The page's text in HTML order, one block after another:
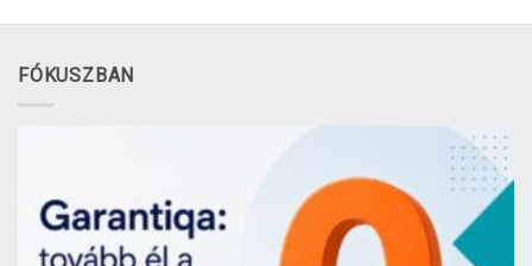
FÓKUSZBAN